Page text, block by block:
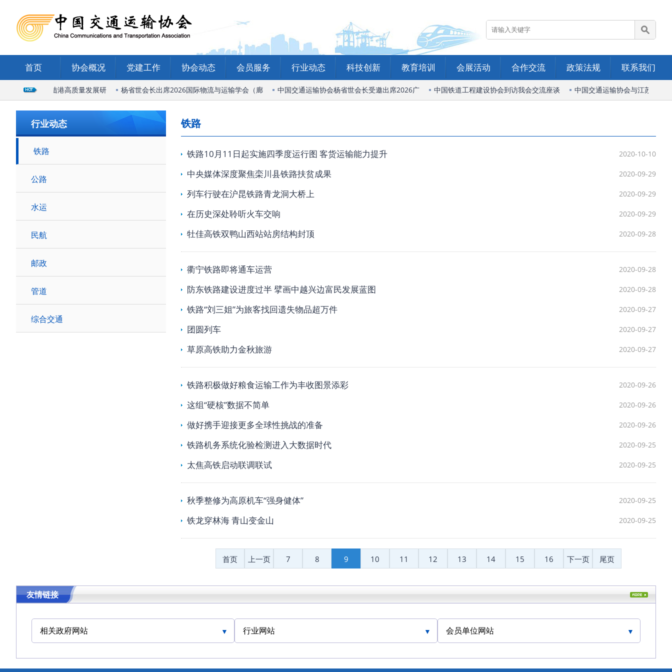
首页 协会概况 党建工作 协会动态 会员服务 行业动态 科技创新 教育培训 会展活动 合作交流 政策法规 联系我们
席石家庄国际陆港高质量发展研 杨省世会长出席2026国际物流与运输学会（廊 中国交通运输协会杨省世会长受邀出席2026广 中国铁道工程建设协会到访我会交流座谈 中国交通运输协会与江苏省综合
行业动态
铁路
公路
水运
民航
邮政
管道
综合交通
铁路
铁路10月11日起实施四季度运行图 客货运输能力提升 2020-10-10
中央媒体深度聚焦栾川县铁路扶贫成果 2020-09-29
列车行驶在沪昆铁路青龙洞大桥上 2020-09-29
在历史深处聆听火车交响 2020-09-29
牡佳高铁双鸭山西站站房结构封顶 2020-09-28
衢宁铁路即将通车运营 2020-09-28
防东铁路建设进度过半 擘画中越兴边富民发展蓝图 2020-09-28
铁路“刘三姐”为旅客找回遗失物品超万件 2020-09-27
团圆列车 2020-09-27
草原高铁助力金秋旅游 2020-09-27
铁路积极做好粮食运输工作为丰收图景添彩 2020-09-26
这组“硬核”数据不简单 2020-09-26
做好携手迎接更多全球性挑战的准备 2020-09-26
铁路机务系统化验检测进入大数据时代 2020-09-25
太焦高铁启动联调联试 2020-09-25
秋季整修为高原机车“强身健体” 2020-09-25
铁龙穿林海 青山变金山 2020-09-25
首页 上一页 7 8 9 10 11 12 13 14 15 16 下一页 尾页
友情链接
相关政府网站
中华人民共和国交通运输部
行业网站
人民交通网
会员单位网站